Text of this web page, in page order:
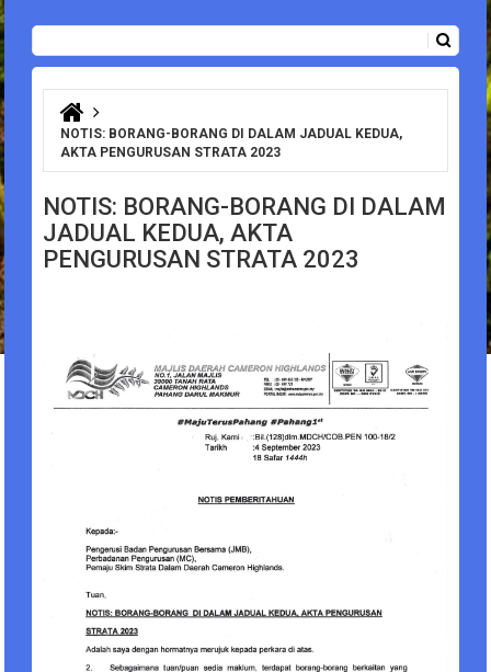
Borang carian
Anda di sini
NOTIS: BORANG-BORANG DI DALAM JADUAL KEDUA,
AKTA PENGURUSAN STRATA 2023
NOTIS: BORANG-BORANG DI DALAM
JADUAL KEDUA, AKTA
PENGURUSAN STRATA 2023